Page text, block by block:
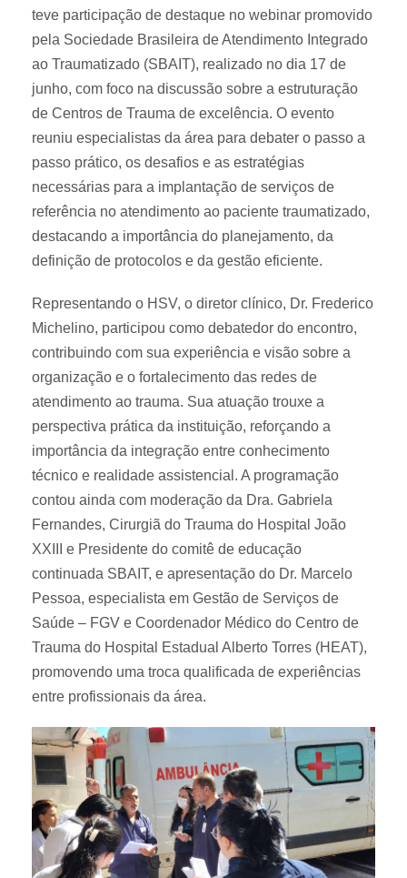
teve participação de destaque no webinar promovido
pela Sociedade Brasileira de Atendimento Integrado
ao Traumatizado (SBAIT), realizado no dia 17 de
junho, com foco na discussão sobre a estruturação
de Centros de Trauma de excelência. O evento
reuniu especialistas da área para debater o passo a
passo prático, os desafios e as estratégias
necessárias para a implantação de serviços de
referência no atendimento ao paciente traumatizado,
destacando a importância do planejamento, da
definição de protocolos e da gestão eficiente.
Representando o HSV, o diretor clínico, Dr. Frederico
Michelino, participou como debatedor do encontro,
contribuindo com sua experiência e visão sobre a
organização e o fortalecimento das redes de
atendimento ao trauma. Sua atuação trouxe a
perspectiva prática da instituição, reforçando a
importância da integração entre conhecimento
técnico e realidade assistencial. A programação
contou ainda com moderação da Dra. Gabriela
Fernandes, Cirurgiã do Trauma do Hospital João
XXIII e Presidente do comitê de educação
continuada SBAIT, e apresentação do Dr. Marcelo
Pessoa, especialista em Gestão de Serviços de
Saúde – FGV e Coordenador Médico do Centro de
Trauma do Hospital Estadual Alberto Torres (HEAT),
promovendo uma troca qualificada de experiências
entre profissionais da área.